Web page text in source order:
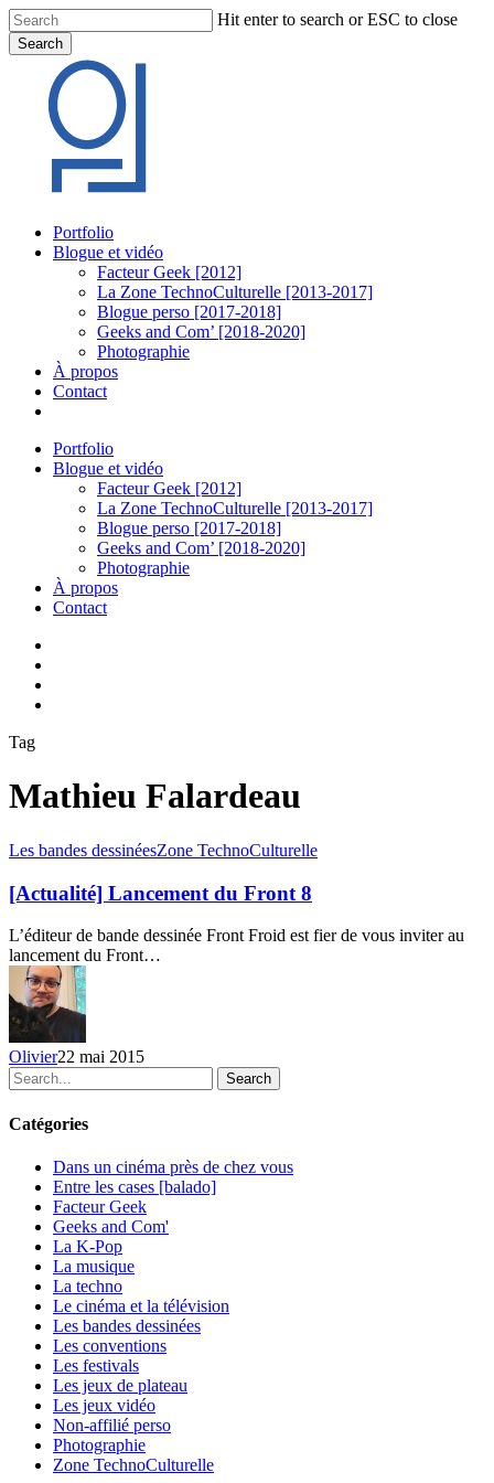
Skip
to
main
content
Hit enter to search or ESC to close
Search
Search
Menu
Portfolio
Blogue et vidéo
Facteur Geek [2012]
La Zone TechnoCulturelle [2013-2017]
Blogue perso [2017-2018]
Geeks and Com’ [2018-2020]
Photographie
À propos
Contact
Portfolio
Blogue et vidéo
Facteur Geek [2012]
La Zone TechnoCulturelle [2013-2017]
Blogue perso [2017-2018]
Geeks and Com’ [2018-2020]
Photographie
À propos
Contact
Tag
Mathieu Falardeau
[Actualité]
du
Front
8
Les bandes dessinéesZone TechnoCulturelle
[Actualité] Lancement du Front 8
L’éditeur de bande dessinée Front Froid est fier de vous inviter au
lancement du Front…
Olivier22 mai 2015
Search
Catégories
Dans un cinéma près de chez vous
Entre les cases [balado]
Facteur Geek
Geeks and Com'
La K-Pop
La musique
La techno
Le cinéma et la télévision
Les bandes dessinées
Les conventions
Les festivals
Les jeux de plateau
Les jeux vidéo
Non-affilié perso
Photographie
Zone TechnoCulturelle